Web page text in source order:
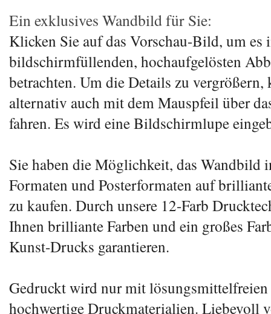
Ein exklusives Wandbild für Sie:
Klicken Sie auf das Vorschau-Bild, um es
bildschirmfüllenden, hochaufgelösten
betrachten. Um die Details zu vergrößern,
alternativ auch mit dem Mauspfeil über
fahren. Es wird eine Bildschirmlupe
Sie haben die Möglichkeit, das Wandbild
Formaten und Posterformaten auf
zu kaufen. Durch unsere 12-Farb
Ihnen brilliante Farben und ein großes
Kunst-Drucks garantieren.
Gedruckt wird nur mit lösungsmittelfreien
hochwertige Druckmaterialien. Liebevoll